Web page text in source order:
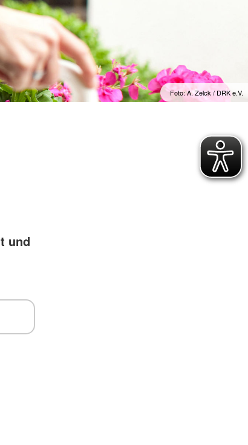
Integrierte Leitstellen
Bereitschaften
Fachdienste der Bereitschaften
Wasserwacht
Bergwacht
Bayerisches Zentrum fürFoto: A. Zelck / DRK e.V.
und